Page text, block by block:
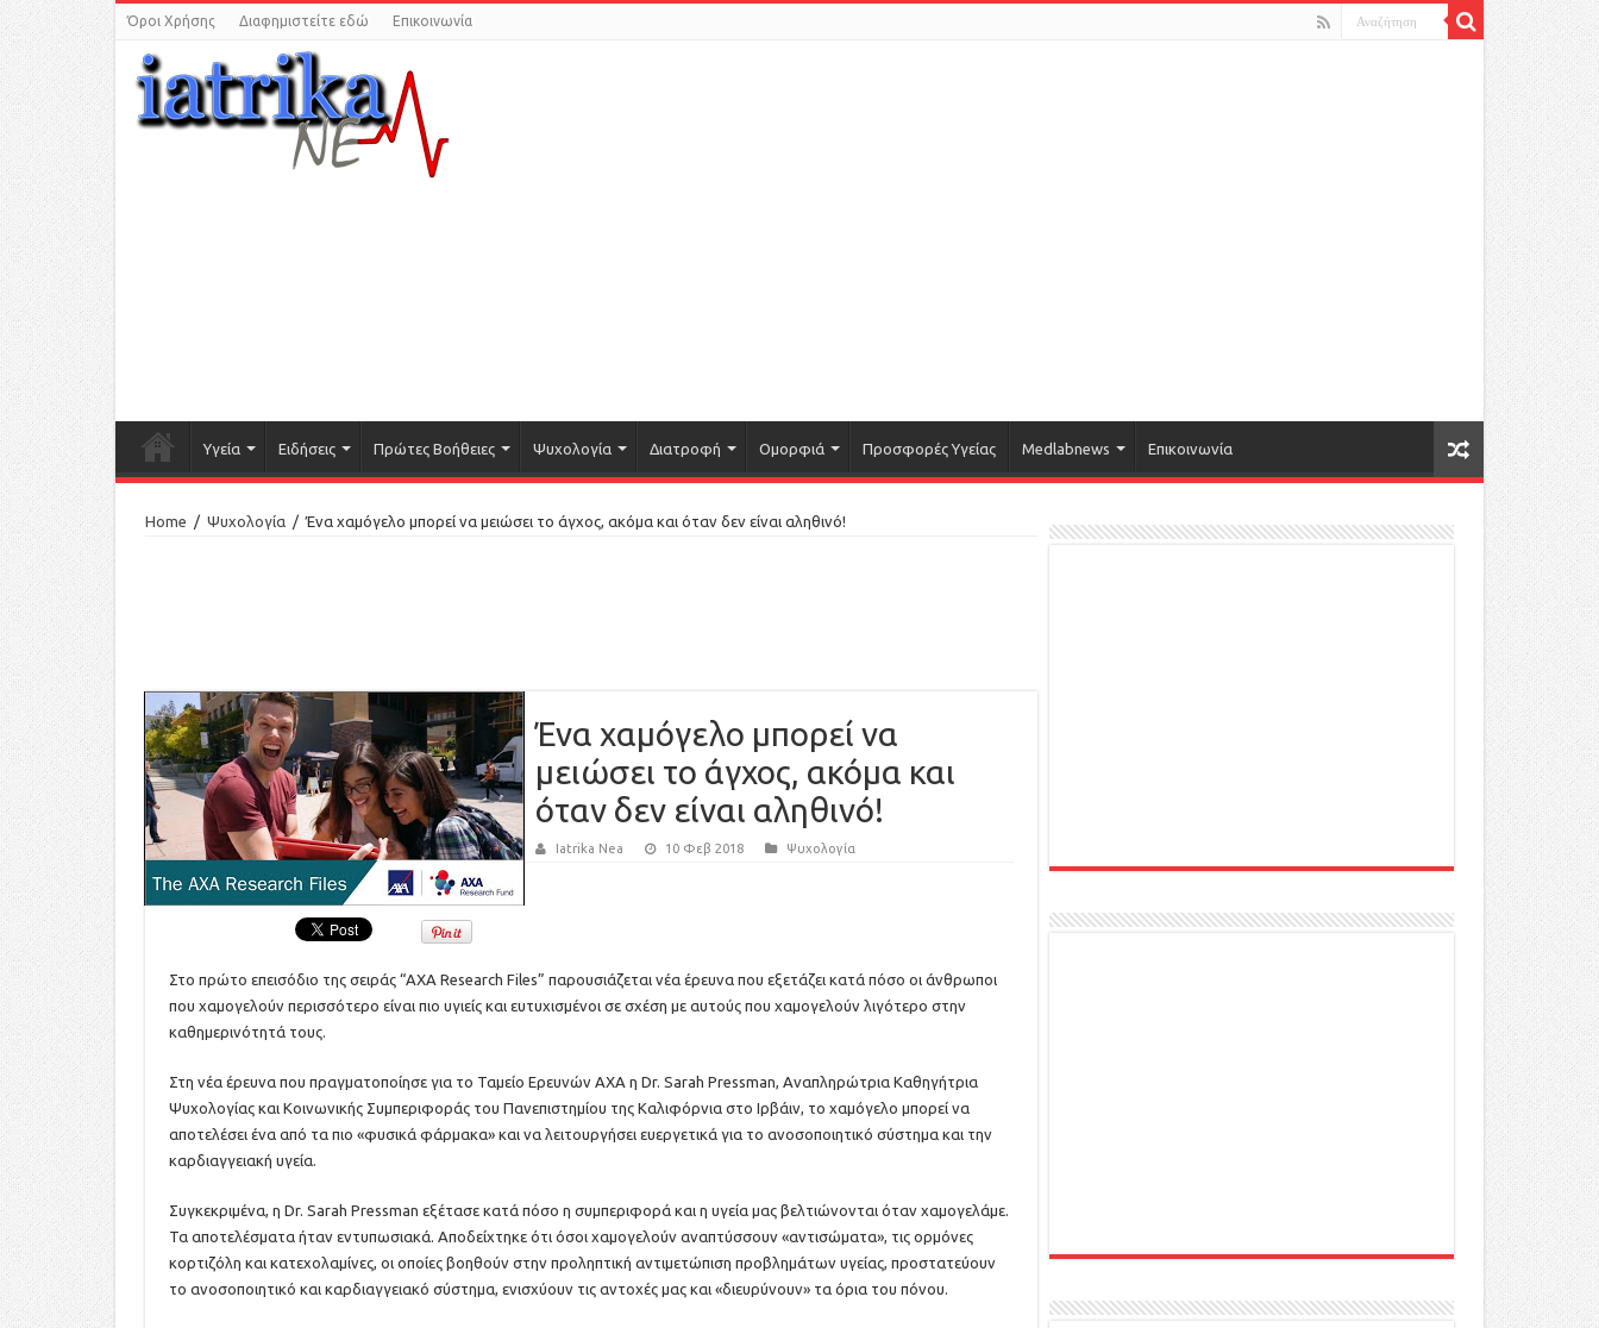
Όροι Χρήσης Διαφημιστείτε εδώ Επικοινωνία
Υγεία Ειδήσεις Πρώτες Βοήθειες Ψυχολογία Διατροφή Ομορφιά Προσφορές Υγείας Medlabnews Επικοινωνία
Home / Ψυχολογία / Ένα χαμόγελο μπορεί να μειώσει το άγχος, ακόμα και όταν δεν είναι αληθινό!
Ένα χαμόγελο μπορεί να
μειώσει το άγχος, ακόμα και
όταν δεν είναι αληθινό!
Iatrika Nea 10 Φεβ 2018 Ψυχολογία
Στο πρώτο επεισόδιο της σειράς “AXA Research Files” παρουσιάζεται νέα έρευνα που εξετάζει κατά πόσο οι άνθρωποι
που χαμογελούν περισσότερο είναι πιο υγιείς και ευτυχισμένοι σε σχέση με αυτούς που χαμογελούν λιγότερο στην
καθημερινότητά τους.
Στη νέα έρευνα που πραγματοποίησε για το Ταμείο Ερευνών ΑΧΑ η Dr. Sarah Pressman, Αναπληρώτρια Καθηγήτρια
Ψυχολογίας και Κοινωνικής Συμπεριφοράς του Πανεπιστημίου της Καλιφόρνια στο Ιρβάιν, το χαμόγελο μπορεί να
αποτελέσει ένα από τα πιο «φυσικά φάρμακα» και να λειτουργήσει ευεργετικά για το ανοσοποιητικό σύστημα και την
καρδιαγγειακή υγεία.
Συγκεκριμένα, η Dr. Sarah Pressman εξέτασε κατά πόσο η συμπεριφορά και η υγεία μας βελτιώνονται όταν χαμογελάμε.
Τα αποτελέσματα ήταν εντυπωσιακά. Αποδείχτηκε ότι όσοι χαμογελούν αναπτύσσουν «αντισώματα», τις ορμόνες
κορτιζόλη και κατεχολαμίνες, οι οποίες βοηθούν στην προληπτική αντιμετώπιση προβλημάτων υγείας, προστατεύουν
το ανοσοποιητικό και καρδιαγγειακό σύστημα, ενισχύουν τις αντοχές μας και «διευρύνουν» τα όρια του πόνου.